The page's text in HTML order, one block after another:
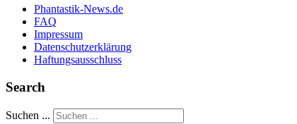
Phantastik-News.de
FAQ
Impressum
Datenschutzerklärung
Haftungsausschluss
Search
Suchen ...